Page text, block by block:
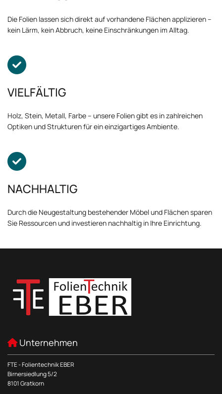
Die Folien lassen sich direkt auf vorhandene Flächen applizieren –
kein Lärm, kein Abbruch, keine Einschränkungen im Alltag.

VIELFÄLTIG
Holz, Stein, Metall, Farbe – unsere Folien gibt es in zahlreichen
Optiken und Strukturen für ein einzigartiges Ambiente.

NACHHALTIG
Durch die Neugestaltung bestehender Möbel und Flächen sparen
Sie Ressourcen und investieren nachhaltig in Ihre Einrichtung.
 Unternehmen
FTE - Folientechnik EBER
Birnersiedlung 5/2
8101 Gratkorn